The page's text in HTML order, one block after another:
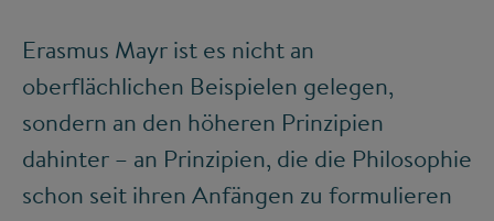
Erasmus Mayr ist es nicht an
oberflächlichen Beispielen gelegen,
sondern an den höheren Prinzipien
dahinter – an Prinzipien, die die Philosophie
schon seit ihren Anfängen zu formulieren